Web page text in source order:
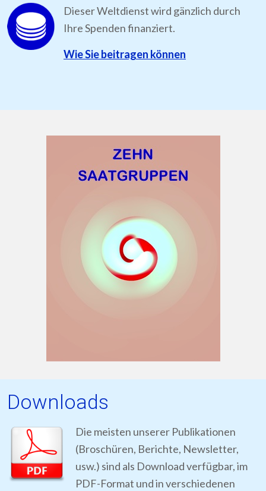
Dieser Weltdienst wird gänzlich durch
Ihre Spenden finanziert.
Wie Sie beitragen können
Downloads
Die meisten unserer Publikationen
(Broschüren, Berichte, Newsletter,
usw.) sind als Download verfügbar, im
PDF-Format und in verschiedenen